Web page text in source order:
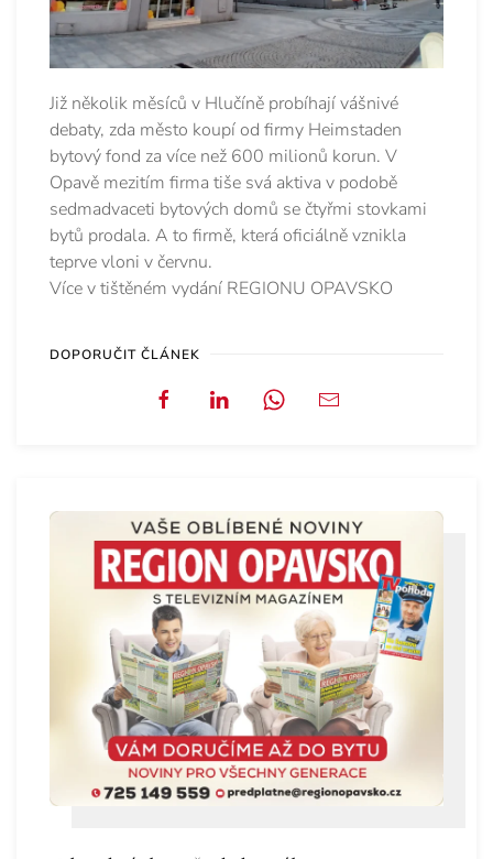
Již několik měsíců v Hlučíně probíhají vášnivé
debaty, zda město koupí od firmy Heimstaden
bytový fond za více než 600 milionů korun. V
Opavě mezitím firma tiše svá aktiva v podobě
sedmadvaceti bytových domů se čtyřmi stovkami
bytů prodala. A to firmě, která oficiálně vznikla
teprve vloni v červnu.
Více v tištěném vydání REGIONU OPAVSKO
DOPORUČIT ČLÁNEK